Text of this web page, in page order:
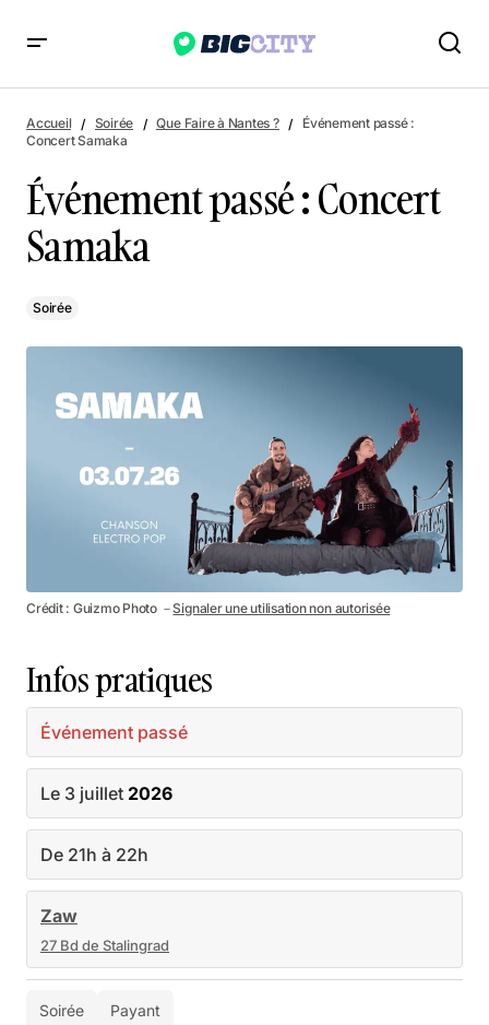
Événement passé : Concert Samaka
Accueil Soirée Que Faire à Nantes ?
Événement passé :
Concert Samaka
Événement passé : Concert
Samaka
Soirée
Crédit : Guizmo Photo －Signaler une utilisation non autorisée
Infos pratiques
Événement passé
Le 3 juillet 2026
De 21h à 22h
Zaw
27 Bd de Stalingrad
Soirée Payant